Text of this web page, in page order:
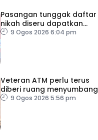
Pasangan tunggak daftar
nikah diseru dapatkan
khidmat nasihat
9 Ogos 2026 6:04 pm
Veteran ATM perlu terus
diberi ruang menyumbang
kepada negara – Wan
9 Ogos 2026 5:56 pm